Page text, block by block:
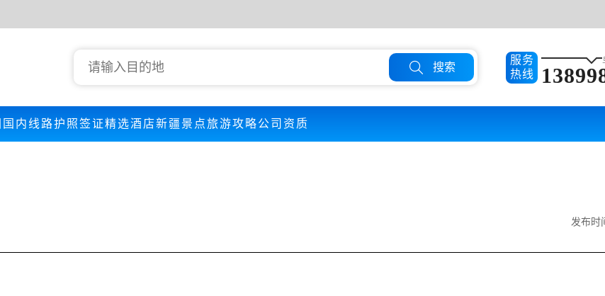
 搜索
服务
热线
国内线路护照签证精选酒店新疆景点旅游攻略公司资质
发布时